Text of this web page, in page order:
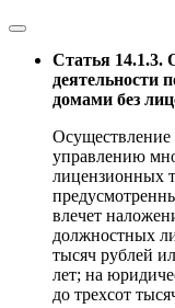
Статья 14.1.3.
деятельности
домами без
Осуществление
управлению
лицензионных
влечет
должностных
тысяч рублей
лет; на
до трехсот